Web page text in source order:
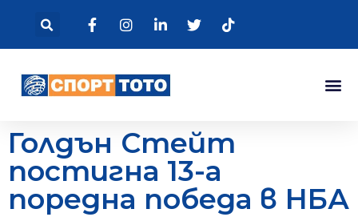
Голдън Стейт
постигна 13-а
поредна победа в НБА